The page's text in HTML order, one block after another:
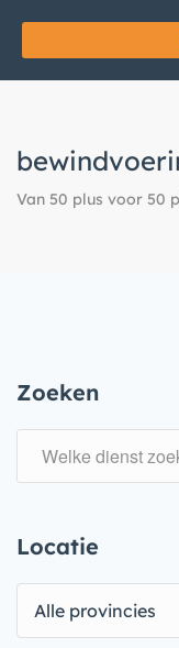
Van 50 plus voor 50
Zoeken
Locatie
Alle provincies